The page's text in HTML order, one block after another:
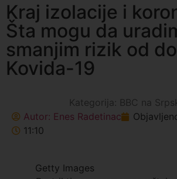
Kraj izolacije i
Šta mogu da
smanjim rizik od
Kovida-19
Kategorija: BBC na
Autor: Enes Radetinac
11:10
Getty Images